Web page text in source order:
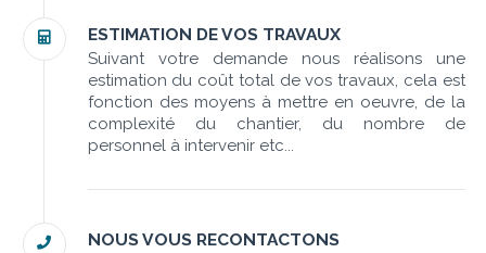
ESTIMATION DE VOS TRAVAUX
Suivant votre demande nous réalisons une
estimation du coût total de vos travaux, cela est
fonction des moyens à mettre en oeuvre, de la
complexité du chantier, du nombre de
personnel à intervenir etc...
NOUS VOUS RECONTACTONS